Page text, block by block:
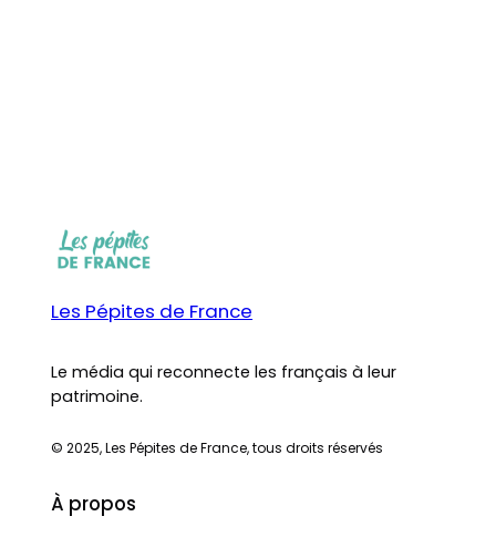
Les Pépites de France
Le média qui reconnecte les français à leur
patrimoine.
© 2025, Les Pépites de France, tous droits réservés
À propos